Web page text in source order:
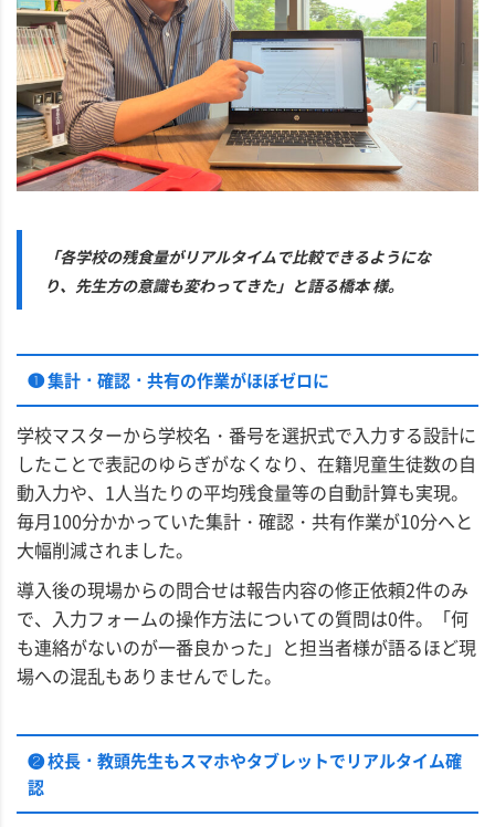
「各学校の残食量がリアルタイムで比較できるようにな
り、先生方の意識も変わってきた」と語る橋本 様。
❶ 集計・確認・共有の作業がほぼゼロに
学校マスターから学校名・番号を選択式で入力する設計に
したことで表記のゆらぎがなくなり、在籍児童生徒数の自
動入力や、1人当たりの平均残食量等の自動計算も実現。
毎月100分かかっていた集計・確認・共有作業が10分へと
大幅削減されました。
導入後の現場からの問合せは報告内容の修正依頼2件のみ
で、入力フォームの操作方法についての質問は0件。「何
も連絡がないのが一番良かった」と担当者様が語るほど現
場への混乱もありませんでした。
❷ 校長・教頭先生もスマホやタブレットでリアルタイム確
認